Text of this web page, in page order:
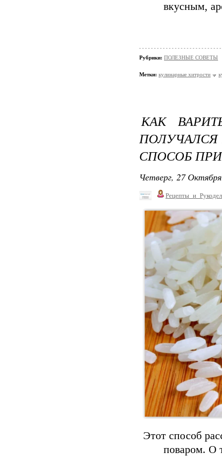
вкусным,
Рубрики: ПОЛЕЗНЫЕ СОВЕТЫ
Метки: кулинарные хитрости
КАК
СПОСОБ
Четверг, 27
Этот способ
поваром. О